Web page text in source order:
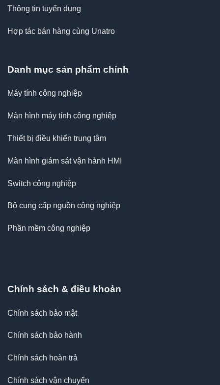
Thông tin tuyển dụng
Hợp tác bán hàng cùng Unatro
Danh mục sản phẩm chính
Máy tính công nghiệp
Màn hình máy tính công nghiệp
Thiết bị điều khiển trung tâm
Màn hình giám sát vận hành HMI
Switch công nghiệp
Bộ cung cấp nguồn công nghiệp
Phần mềm công nghiệp
Chính sách & điều khoản
Chính sách bảo mật
Chính sách bảo hành
Chính sách hoàn trả
Chính sách vận chuyển